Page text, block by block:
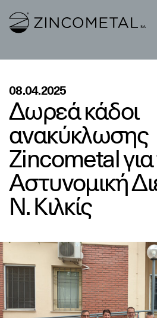
Link to homepage
08.04.2025
Δωρεά κάδοι
ανακύκλωσης
Zincometal για
Αστυνομική
Ν. Κιλκίς